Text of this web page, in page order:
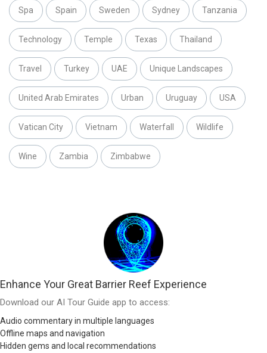
Spa Spain Sweden Sydney Tanzania
Technology Temple Texas Thailand
Travel Turkey UAE Unique Landscapes
United Arab Emirates Urban Uruguay USA
Vatican City Vietnam Waterfall Wildlife
Wine Zambia Zimbabwe
Enhance Your Great Barrier Reef Experience
Download our AI Tour Guide app to access:
Audio commentary in multiple languages
Offline maps and navigation
Hidden gems and local recommendations